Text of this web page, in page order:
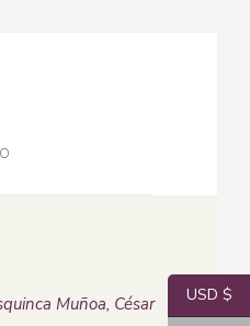
Muñoa, César USD $